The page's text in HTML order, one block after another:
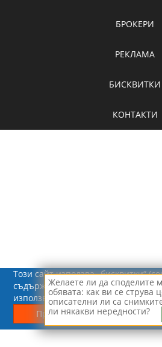
Желаете ли да споделите
обявата: как ви се струва
описателни ли са
ли някакви нередности?
БРОКЕРИ
РЕКЛАМА
БИСКВИТКИ
КОНТАКТИ
© 2026 -
Този сайт използва „бисквитки“
съдържанието на сайта, Вие се
използването на „бисквитки“.
Приемам